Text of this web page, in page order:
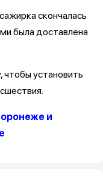
скончалась
была доставлена
чтобы установить
и